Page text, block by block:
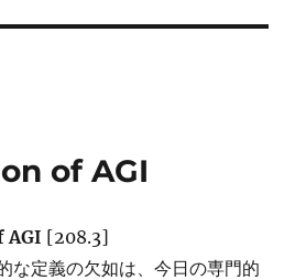
of AGI
AGI [208.3]
な定義の欠如は、今日の専門的